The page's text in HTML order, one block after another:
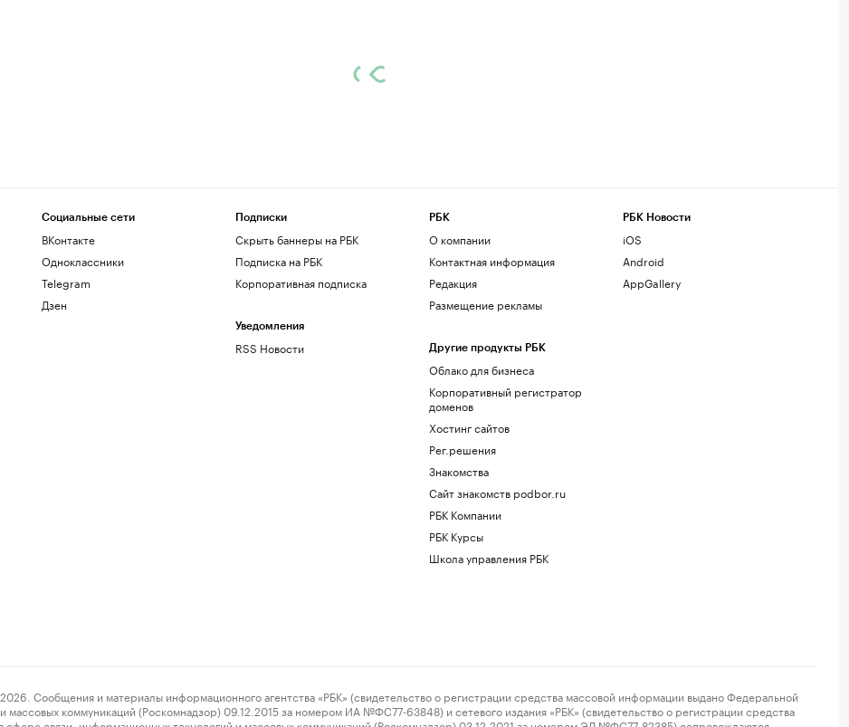
Социальные сети
ВКонтакте
Одноклассники
Telegram
Дзен
Подписки
Скрыть баннеры на РБК
Подписка на РБК
Корпоративная подписка
Уведомления
RSS Новости
РБК
О компании
Контактная информация
Редакция
Размещение рекламы
Другие продукты РБК
Облако для бизнеса
Корпоративный регистратор
доменов
Хостинг сайтов
Рег.решения
Знакомства
Сайт знакомств podbor.ru
РБК Компании
РБК Курсы
Школа управления РБК
РБК Новости
iOS
Android
AppGallery
и материалы информационного агентства «РБК» (свидетельство о регистрации средства массовой информации выдано Федеральной
коммуникаций (Роскомнадзор) 09.12.2015 за номером ИА №ФС77-63848) и сетевого издания «РБК» (свидетельство о регистрации средства